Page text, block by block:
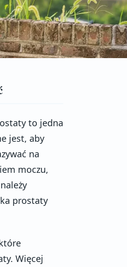
to jedna
jest, aby
na
moczu,
prostaty
Więcej